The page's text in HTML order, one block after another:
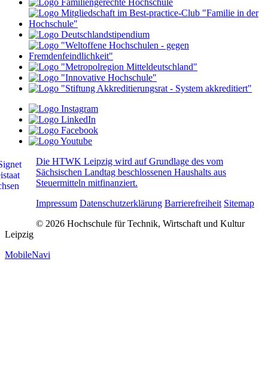
Die HTWK Leipzig wird auf Grundlage des vom
Sächsischen Landtag beschlossenen Haushalts aus
Steuermitteln mitfinanziert.
Impressum Datenschutzerklärung Barrierefreiheit Sitemap
© 2026 Hochschule für Technik, Wirtschaft und Kultur
Leipzig
MobileNavi